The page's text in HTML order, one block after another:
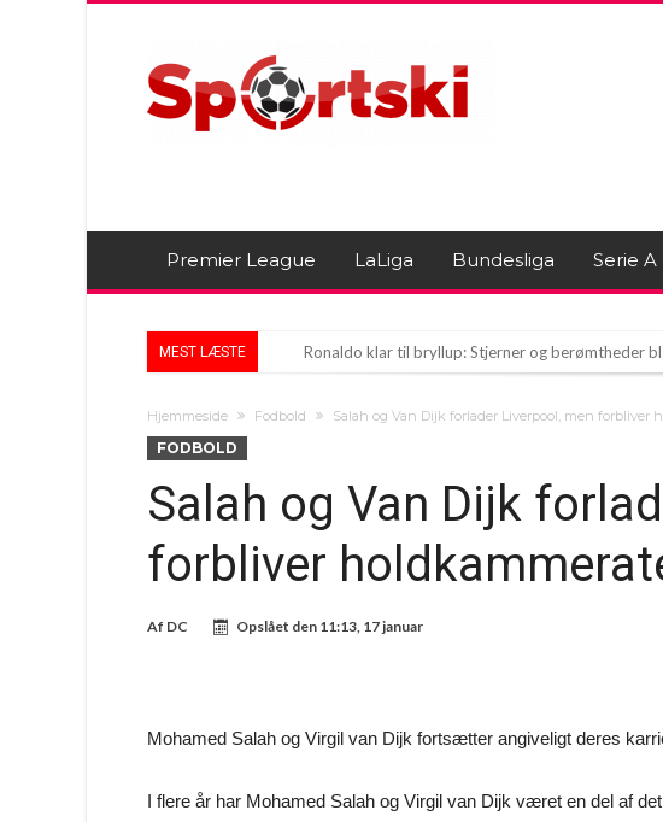
Premier League LaLiga Bundesliga Serie A
MEST LÆSTE Ronaldo klar til bryllup: Stjerner og berømtheder
Hjemmeside Fodbold Salah og Van Dijk forlader Liverpool, men forbliver
FODBOLD
Salah og Van Dijk
forbliver
Af DC Opslået den 11:13, 17 januar
Mohamed Salah og Virgil van Dijk fortsætter angiveligt deres
I flere år har Mohamed Salah og Virgil van Dijk været en del af